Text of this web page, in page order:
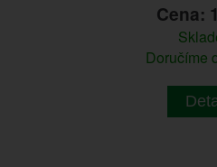
Cena:
Doručíme